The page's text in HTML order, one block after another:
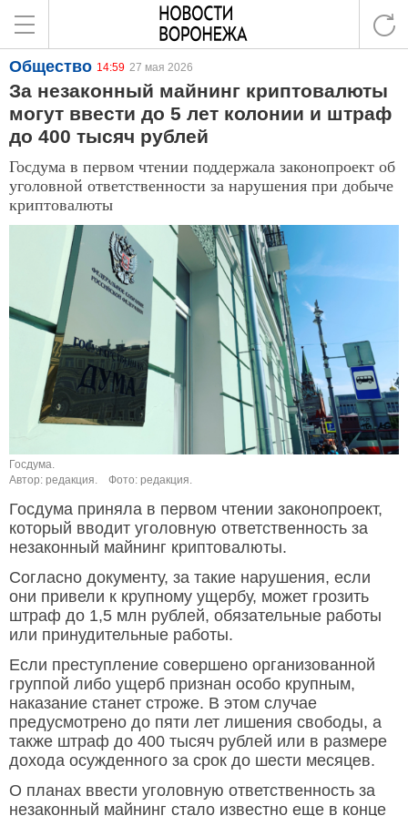
Общество 14:59 27 мая 2026
За незаконный майнинг криптовалюты
могут ввести до 5 лет колонии и штраф
до 400 тысяч рублей
Госдума в первом чтении поддержала законопроект об
уголовной ответственности за нарушения при добыче
криптовалюты
Госдума.
Автор: редакция.
Фото: редакция.
Госдума приняла в первом чтении законопроект,
который вводит уголовную ответственность за
незаконный майнинг криптовалюты.
Согласно документу, за такие нарушения, если
они привели к крупному ущербу, может грозить
штраф до 1,5 млн рублей, обязательные работы
или принудительные работы.
Если преступление совершено организованной
группой либо ущерб признан особо крупным,
наказание станет строже. В этом случае
предусмотрено до пяти лет лишения свободы, а
также штраф до 400 тысяч рублей или в размере
дохода осужденного за срок до шести месяцев.
О планах ввести уголовную ответственность за
незаконный майнинг стало известно еще в конце